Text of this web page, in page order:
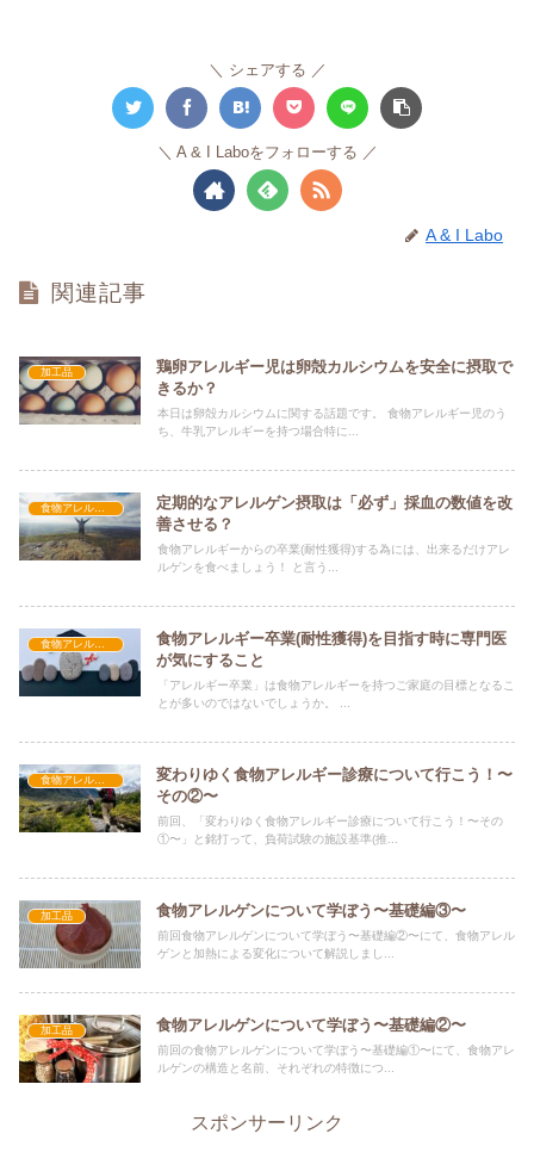
シェアする
A & I Laboをフォローする
A & I Labo
関連記事
加工品
鶏卵アレルギー児は卵殻カルシウムを安全に摂取で
きるか？
本日は卵殻カルシウムに関する話題です。 食物アレルギー児のう
ち、牛乳アレルギーを持つ場合特に...
食物アレルギー
定期的なアレルゲン摂取は「必ず」採血の数値を改
善させる？
食物アレルギーからの卒業(耐性獲得)する為には、出来るだけアレ
ルゲンを食べましょう！ と言う...
食物アレルギー
食物アレルギー卒業(耐性獲得)を目指す時に専門医
が気にすること
「アレルギー卒業」は食物アレルギーを持つご家庭の目標となるこ
とが多いのではないでしょうか。 ...
食物アレルギー
変わりゆく食物アレルギー診療について行こう！〜
その②〜
前回、「変わりゆく食物アレルギー診療について行こう！〜その
①〜」と銘打って、負荷試験の施設基準(推...
加工品 食物アレルゲンについて学ぼう〜基礎編③〜
前回食物アレルゲンについて学ぼう〜基礎編②〜にて、食物アレル
ゲンと加熱による変化について解説しまし...
加工品 食物アレルゲンについて学ぼう〜基礎編②〜
前回の食物アレルゲンについて学ぼう〜基礎編①〜にて、食物アレ
ルゲンの構造と名前、それぞれの特徴につ...
スポンサーリンク